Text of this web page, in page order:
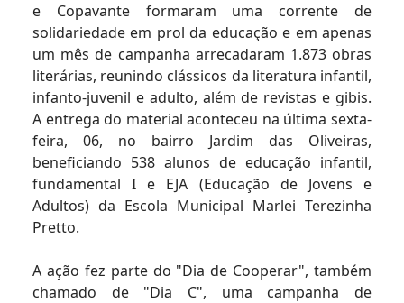
e Copavante formaram uma corrente de
solidariedade em prol da educação e em apenas
um mês de campanha arrecadaram 1.873 obras
literárias, reunindo clássicos da literatura infantil,
infanto-juvenil e adulto, além de revistas e gibis.
A entrega do material aconteceu na última sexta-
feira, 06, no bairro Jardim das Oliveiras,
beneficiando 538 alunos de educação infantil,
fundamental I e EJA (Educação de Jovens e
Adultos) da Escola Municipal Marlei Terezinha
Pretto.
A ação fez parte do "Dia de Cooperar", também
chamado de "Dia C", uma campanha de